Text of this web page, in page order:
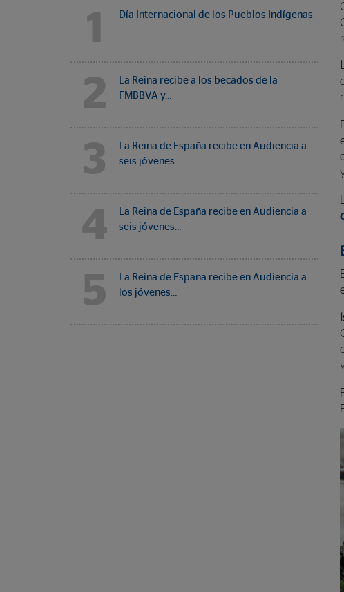
1 Día Internacional de los Pueblos Indígenas
2
La Reina recibe a los becados de la
FMBBVA y…
3
La Reina de España recibe en Audiencia a
seis jóvenes…
4
La Reina de España recibe en Audiencia a
seis jóvenes…
5
La Reina de España recibe en Audiencia a
los jóvenes…